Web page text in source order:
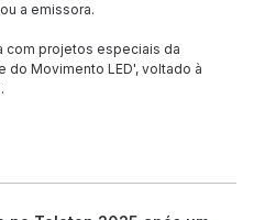
a emissora.
com projetos especiais da
do Movimento LED', voltado à